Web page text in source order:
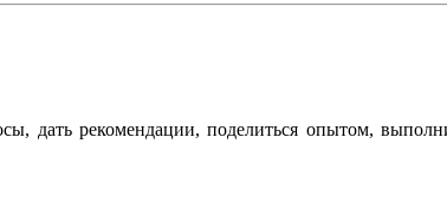
дать рекомендации, поделиться опытом,